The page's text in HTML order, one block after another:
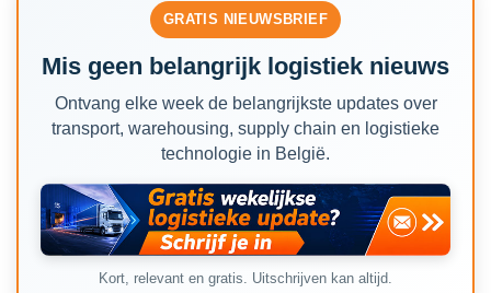
GRATIS NIEUWSBRIEF
Mis geen belangrijk logistiek nieuws
Ontvang elke week de belangrijkste updates over
transport, warehousing, supply chain en logistieke
technologie in België.
Kort, relevant en gratis. Uitschrijven kan altijd.